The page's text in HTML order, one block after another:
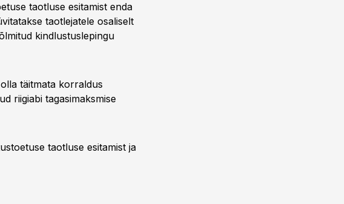
taotluse esitamist enda
taotlejatele osaliselt
kindlustuslepingu
täitmata korraldus
riigiabi tagasimaksmise
taotluse esitamist ja